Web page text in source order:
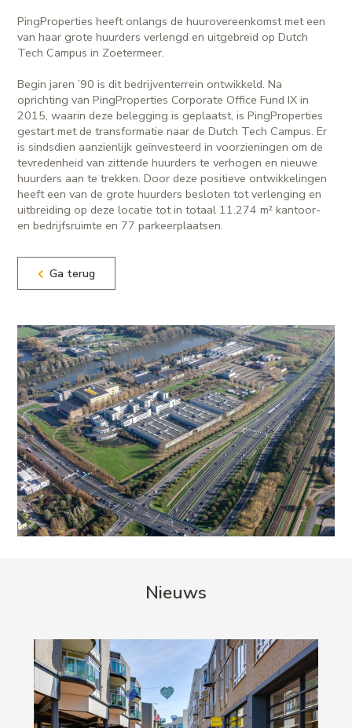
PingProperties heeft onlangs de huurovereenkomst met een
van haar grote huurders verlengd en uitgebreid op Dutch
Tech Campus in Zoetermeer.
Begin jaren ’90 is dit bedrijventerrein ontwikkeld. Na
oprichting van PingProperties Corporate Office Fund IX in
2015, waarin deze belegging is geplaatst, is PingProperties
gestart met de transformatie naar de Dutch Tech Campus. Er
is sindsdien aanzienlijk geïnvesteerd in voorzieningen om de
tevredenheid van zittende huurders te verhogen en nieuwe
huurders aan te trekken. Door deze positieve ontwikkelingen
heeft een van de grote huurders besloten tot verlenging en
uitbreiding op deze locatie tot in totaal 11.274 m² kantoor-
en bedrijfsruimte en 77 parkeerplaatsen.
Ga terug
Nieuws